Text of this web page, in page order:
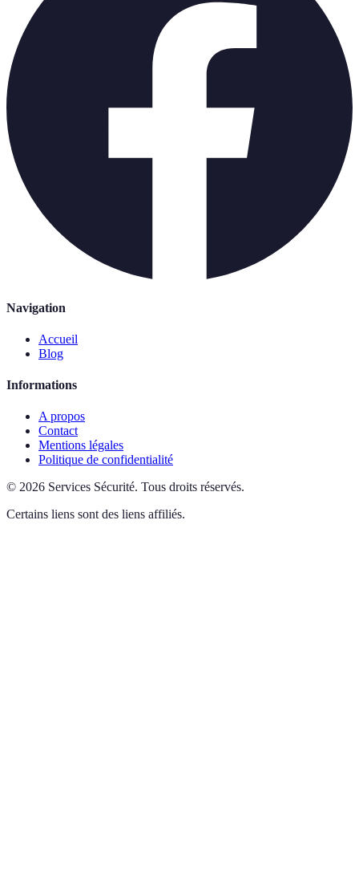
Navigation
Accueil
Blog
Informations
A propos
Contact
Mentions légales
Politique de confidentialité
© 2026 Services Sécurité. Tous droits réservés.
Certains liens sont des liens affiliés.